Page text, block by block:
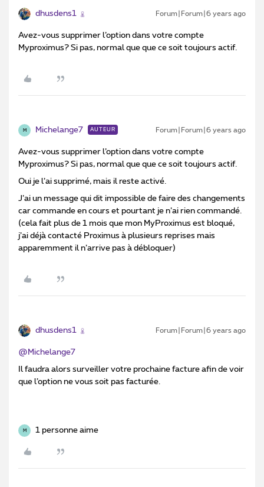
dhusdens1 Forum|Forum|6 years ago
Avez-vous supprimer l’option dans votre compte
Myproximus? Si pas, normal que que ce soit toujours actif.
M Michelange7 AUTEUR Forum|Forum|6 years ago
Avez-vous supprimer l’option dans votre compte
Myproximus? Si pas, normal que que ce soit toujours actif.
Oui je l’ai supprimé, mais il reste activé.
J’ai un message qui dit impossible de faire des changements
car commande en cours et pourtant je n’ai rien commandé.
(cela fait plus de 1 mois que mon MyProximus est bloqué,
j’ai déjà contacté Proximus à plusieurs reprises mais
apparemment il n’arrive pas à débloquer)
dhusdens1 Forum|Forum|6 years ago
@Michelange7
Il faudra alors surveiller votre prochaine facture afin de voir
que l’option ne vous soit pas facturée.
M 1 personne aime